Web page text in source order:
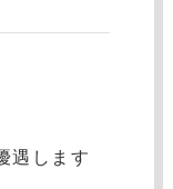
遇します